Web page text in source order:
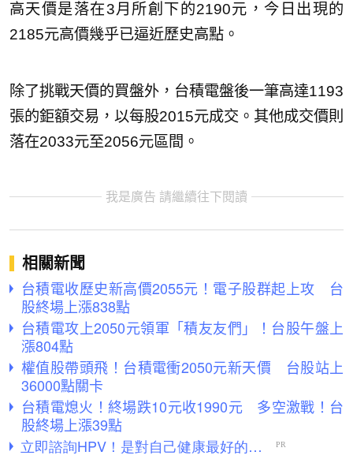
高天價是落在3月所創下的2190元，今日出現的
2185元高價幾乎已逼近歷史高點。
除了挑戰天價的買盤外，台積電盤後一筆高達1193
張的鉅額交易，以每股2015元成交。其他成交價則
落在2033元至2056元區間。
我是廣告 請繼續往下閱讀
相關新聞
台積電收歷史新高價2055元！電子股群起上攻 台
股終場上漲838點
台積電攻上2050元領軍「積友友們」！台股午盤上
漲804點
權值股帶頭飛！台積電衝2050元新天價 台股站上
36000點關卡
台積電熄火！終場跌10元收1990元 多空激戰！台
股終場上漲39點